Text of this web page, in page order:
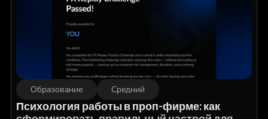
Образование Средний
Психология работы в проп-фирме: как